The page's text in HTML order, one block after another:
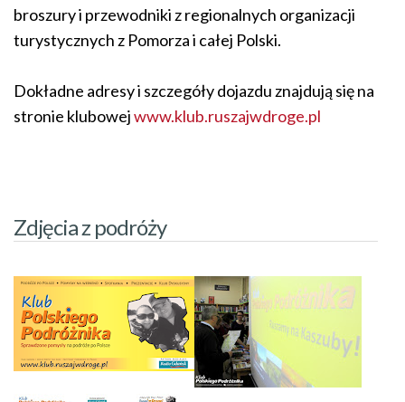
broszury i przewodniki z regionalnych organizacji
turystycznych z Pomorza i całej Polski.
Dokładne adresy i szczegóły dojazdu znajdują się na
stronie klubowejwww.klub.ruszajwdroge.pl
Zdjęcia z podróży